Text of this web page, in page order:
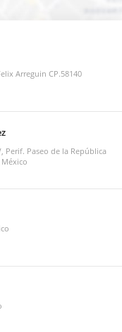
Arreguin CP.58140
Perif. Paseo de la República